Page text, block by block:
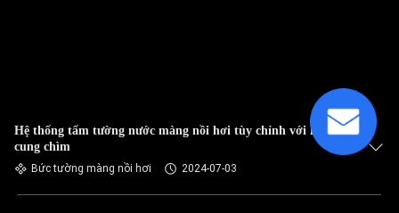
Hệ thống tấm tường nước màng nồi hơi tùy chỉnh với hàn
cung chìm
Bức tường màng nồi hơi 2024-07-03